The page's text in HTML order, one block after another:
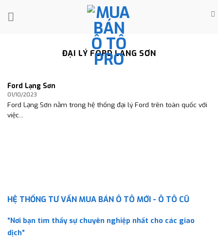
ĐẠI LÝ FORD LẠNG SƠN
Ford Lạng Sơn
01/10/2023
Ford Lạng Sơn nằm trong hệ thống đại lý Ford trên toàn quốc với
việc...
HỆ THỐNG TƯ VẤN MUA BÁN Ô TÔ MỚI - Ô TÔ CŨ
“Nơi bạn tìm thấy sự chuyên nghiệp nhất cho các giao
dịch”